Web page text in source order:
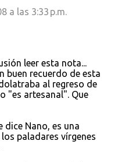
a las 3:33 p.m.
leer esta nota...
buen recuerdo de esta
al regreso de
"es artesanal". Que
dice Nano, es una
paladares vírgenes